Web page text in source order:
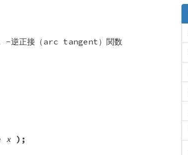
正接（arc tangent）関数
x );